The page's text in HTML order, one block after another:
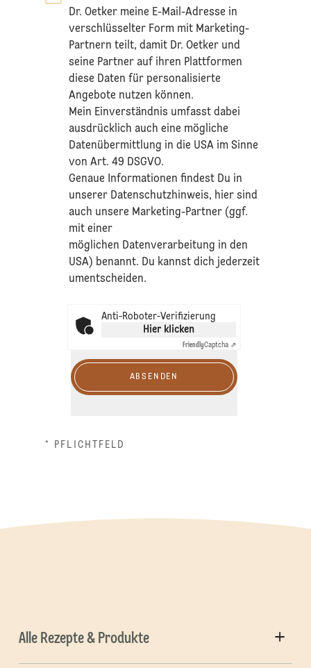
Dr. Oetker meine E-Mail-Adresse in
verschlüsselter Form mit Marketing-
Partnern teilt, damit Dr. Oetker und
seine Partner auf ihren Plattformen
diese Daten für personalisierte
Angebote nutzen können.
Mein Einverständnis umfasst dabei
ausdrücklich auch eine mögliche
Datenübermittlung in die USA im Sinne
von Art. 49 DSGVO.​
​Genaue Informationen findest Du in
unserer Datenschutzhinweis, hier sind
auch unsere Marketing-Partner (ggf.
mit einer
möglichen Datenverarbeitung in den
USA) benannt. Du kannst dich jederzeit
umentscheiden.
Anti-Roboter-Verifizierung
Hier klicken
FriendlyCaptcha ⇗
ABSENDEN
* PFLICHTFELD
Alle Rezepte & Produkte